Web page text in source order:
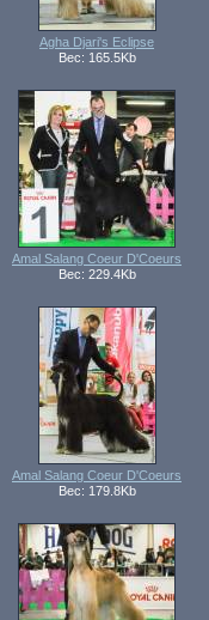
Agha Djari's Eclipse
Вес: 165.5Kb
Amal Salang Coeur D'Coeurs
Вес: 229.4Kb
Amal Salang Coeur D'Coeurs
Вес: 179.8Kb